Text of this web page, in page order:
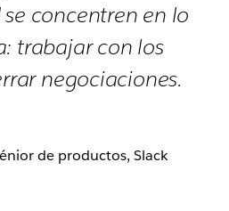
se concentren en lo
trabajar con los
negociaciones.
de productos, Slack